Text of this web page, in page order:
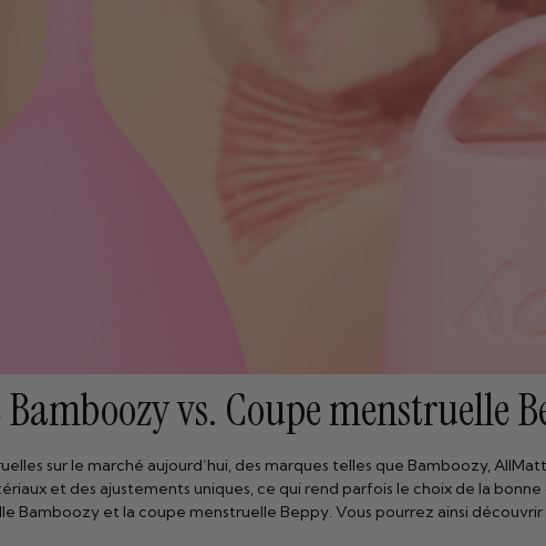
vs. Coupe menstruelle
sur le marché aujourd’hui, des marques telles que Bamboozy,
et des ajustements uniques, ce qui rend parfois le choix de la
Bamboozy et la coupe menstruelle Beppy. Vous pourrez ainsi